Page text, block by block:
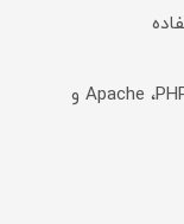
۳. نصب یکی از نرم‌‌افزارهای سرور وب (مثل Apache ،PHP و